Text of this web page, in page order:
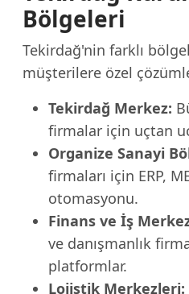
Bölgeleri
Tekirdağ'nin farklı
müşterilere özel
Tekirdağ Merkez:
firmalar için uçtan
Organize Sanayi
firmaları için ERP,
otomasyonu.
Finans ve İş
ve danışmanlık
platformlar.
Lojistik Merkezleri: